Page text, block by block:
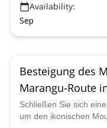
Availability:
Sep
Besteigung des
Marangu-Route
Schließen Sie sich
um den ikonischen